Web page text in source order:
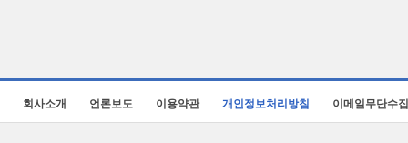
회사소개 언론보도 이용약관 개인정보처리방침 이메일무단수